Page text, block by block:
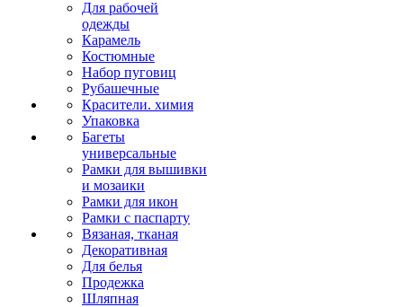
Для рабочей
одежды
Карамель
Костюмные
Набор пуговиц
Рубашечные
Красители. химия
Упаковка
Багеты
универсальные
Рамки для вышивки
и мозаики
Рамки для икон
Рамки с паспарту
Вязаная, тканая
Декоративная
Для белья
Продежка
Шляпная